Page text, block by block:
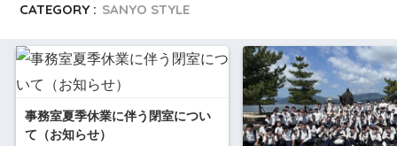
CATEGORY : SANYO STYLE
事務室夏季休業に伴う閉室につい
て（お知らせ）